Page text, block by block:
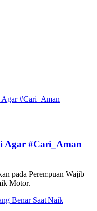
Agar #Cari_Aman
pada Perempuan Wajib
Motor.